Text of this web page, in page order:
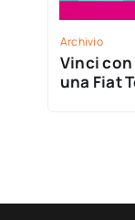
Archivio
Vinci con
una Fiat